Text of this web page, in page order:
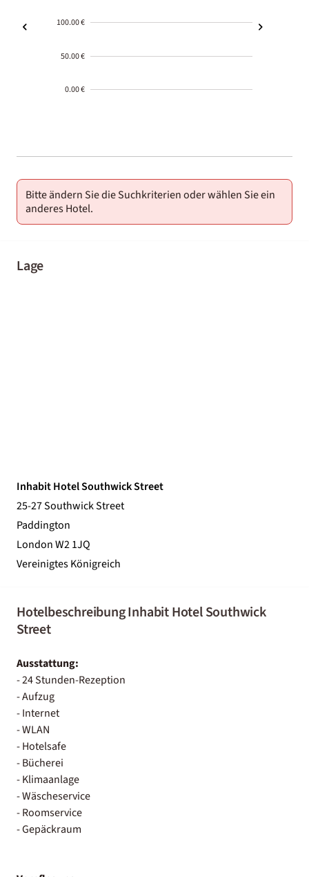
100.00 €
50.00 €
0.00 €
01-02
Bitte ändern Sie die Suchkriterien oder wählen Sie ein
anderes Hotel.
Lage
Inhabit Hotel Southwick Street
25-27 Southwick Street
Paddington
London W2 1JQ
Vereinigtes Königreich
Hotelbeschreibung Inhabit Hotel Southwick
Street
Ausstattung:
- 24 Stunden-Rezeption
- Aufzug
- Internet
- WLAN
- Hotelsafe
- Bücherei
- Klimaanlage
- Wäscheservice
- Roomservice
- Gepäckraum